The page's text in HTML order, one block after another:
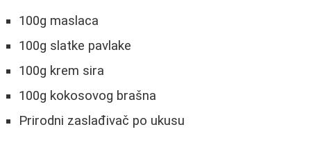
100g maslaca
100g slatke pavlake
100g krem sira
100g kokosovog brašna
Prirodni zaslađivač po ukusu